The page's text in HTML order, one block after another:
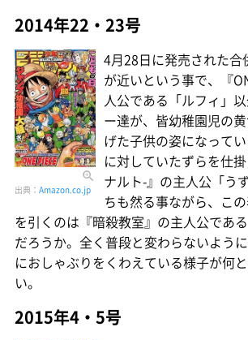
2014年22・23号
出典： Amazon.co.jp
4月28日に発売された合
が近いという事で、『
人公である「ルフィ」
ー達が、皆幼稚園児の
げた子供の姿になってい
に対していたずらを仕
ナルト-』の主人公「う
ちも然る事ながら、こ
を引くのは『暗殺教室』の主人公である
だろうか。全く普段と変わらないよう
におしゃぶりをくわえている様子が何
い。
2015年4・5号